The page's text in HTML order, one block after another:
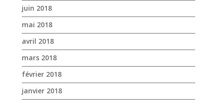
janvier 2018
décembre 2017
novembre 2017
octobre 2017
avril 2017